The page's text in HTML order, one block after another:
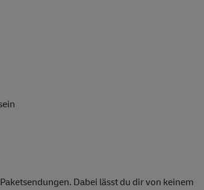
Dabei lässt du dir von keinem